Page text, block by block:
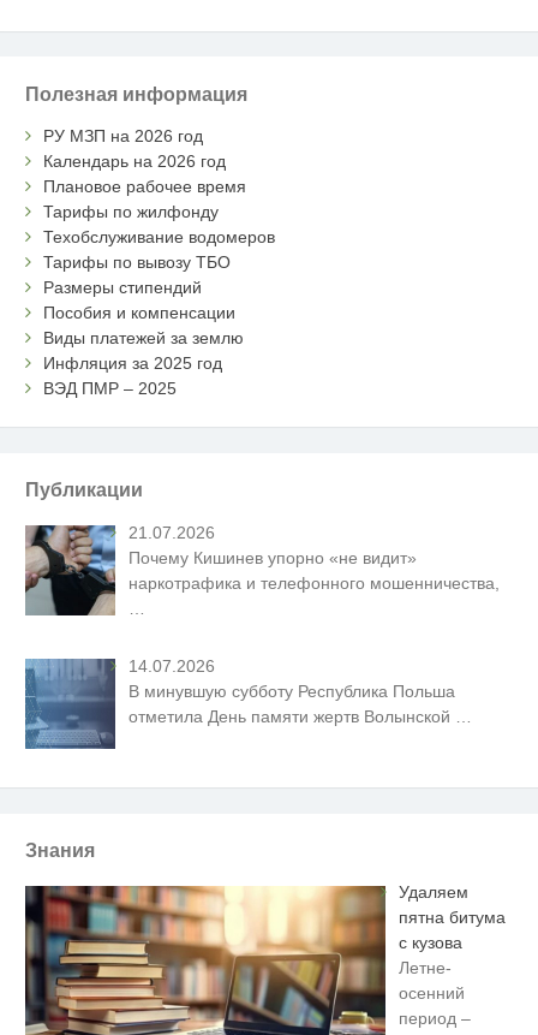
Полезная информация
РУ МЗП на 2026 год
Календарь на 2026 год
Плановое рабочее время
Тарифы по жилфонду
Техобслуживание водомеров
Тарифы по вывозу ТБО
Размеры стипендий
Пособия и компенсации
Виды платежей за землю
Инфляция за 2025 год
ВЭД ПМР – 2025
Публикации
21.07.2026
Почему Кишинев упорно «не видит»
наркотрафика и телефонного мошенничества,
14.07.2026
В минувшую субботу Республика Польша
отметила День памяти жертв Волынской
Знания
Удаляем
пятна битума
с кузова
Летне-
осенний
период –